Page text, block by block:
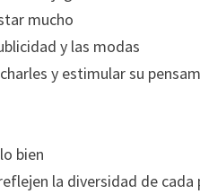
mucho
y las modas
y estimular su
bien
la diversidad de cada